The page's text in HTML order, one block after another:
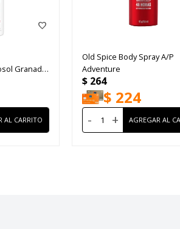
Granada
Old Spice Body Spray A/P
Adventure
$ 264
$ 224
- +